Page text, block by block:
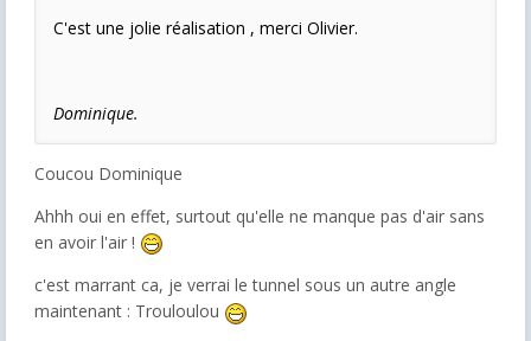
C'est une jolie réalisation , merci Olivier.
Dominique.
Coucou Dominique
Ahhh oui en effet, surtout qu'elle ne manque pas d'air sans
en avoir l'air !
c'est marrant ca, je verrai le tunnel sous un autre angle
maintenant : Trouloulou